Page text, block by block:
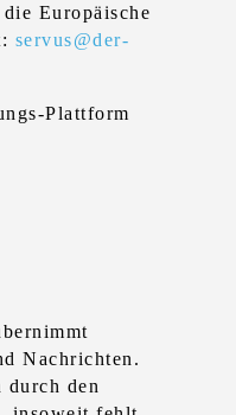
Europäische
servus@der-
Plattform
Nachrichten.
den